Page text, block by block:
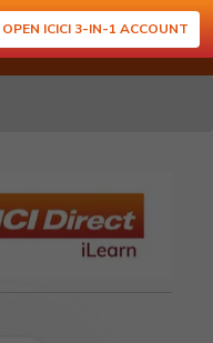
OPEN ICICI 3-IN-1 ACCOUNT